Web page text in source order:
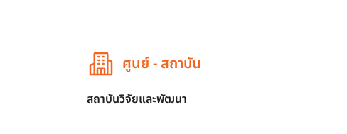
ศูนย์ - สถาบัน
สถาบันวิจัยและพัฒนา